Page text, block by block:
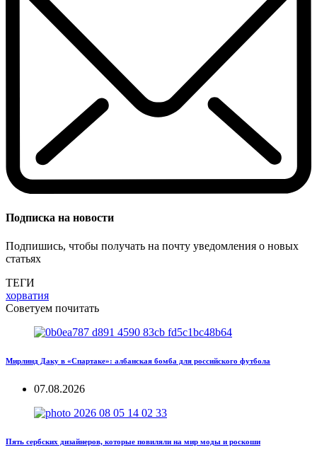
Подписка на новости
Подпишись, чтобы получать на почту уведомления о новых
статьях
ТЕГИ
хорватия
Советуем почитать
Мирлинд Даку в «Спартаке»: албанская бомба для российского футбола
07.08.2026
Пять сербских дизайнеров, которые повиляли на мир моды и роскоши